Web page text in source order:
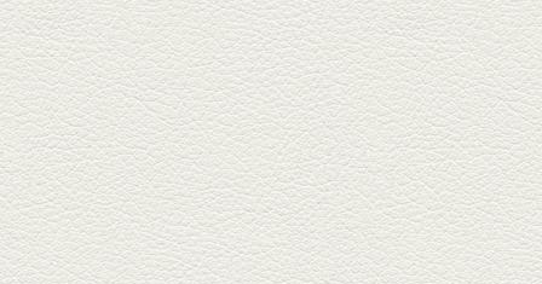
2025年3月21日放送
薩摩赤鶏のころころ焼き
＆カツオの藁焼き
三年坂通りのビル２階「焼鳥こ
ろころ」はオシャレな店構えで
炭火...
2025年2月28日放送
踊る車海老＆あか牛串 ウ
ニとキャビア乗せ
ホテル日航熊本の裏、創作串揚